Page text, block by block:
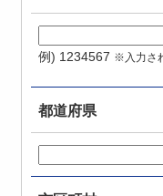
例) 1234567 ※入力さ
都道府県